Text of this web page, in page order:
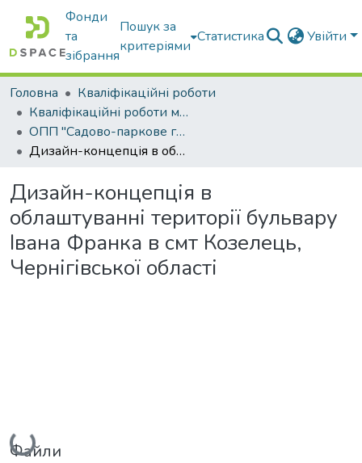
Фонди
та
зібрання
Пошук за
критеріями
Статистика Увійти
Головна
Кваліфікаційні роботи
Кваліфікаційні роботи магістрів
ОПП "Садово-паркове господарство"
Дизайн-концепція в облаштуванні території бульвару Івана Франка в смт Козелець, Чернігівської області
Дизайн-концепція в
облаштуванні території бульвару
Івана Франка в смт Козелець,
Чернігівської області
Вантажиться...
Файли